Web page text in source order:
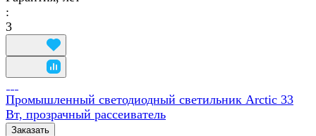
:
3
Промышленный светодиодный светильник Arctic 33
Вт, прозрачный рассеиватель
Заказать